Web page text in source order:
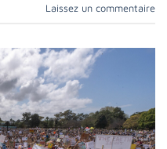
Laissez un commentaire